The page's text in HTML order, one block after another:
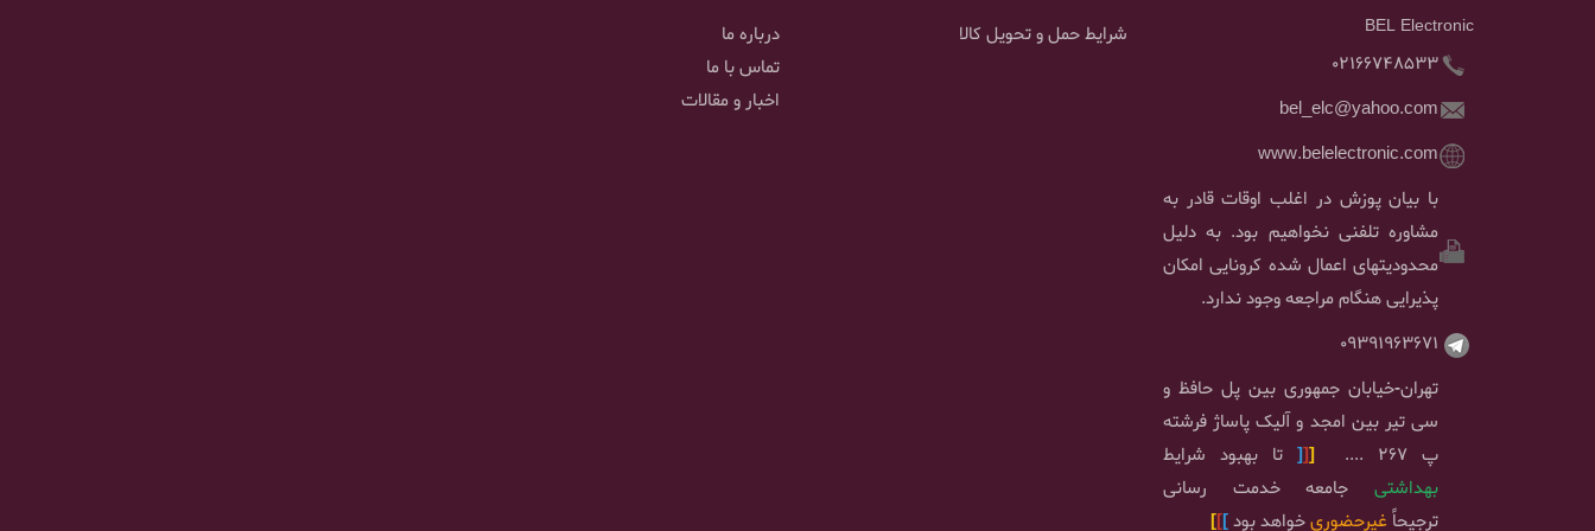
BEL Electronic
02166748533
bel_elc@yahoo.com
www.belelectronic.com
با بیان پوزش در اغلب اوقات قادر به
مشاوره تلفنی نخواهیم بود. به دلیل
محدودیتهای اعمال شده کرونایی امکان
پذیرایی هنگام مراجعه وجود ندارد.
09391963671
تهران-خیابان جمهوری بین پل حافظ و
سی تیر بین امجد و آلیک پاساژ فرشته
پ 267 ....
[
[
[تا بهبود شرایط
بهداشتی جامعه خدمت رسانی
ترجیحاً غیرحضوریخواهد بود]
]
]
شرایط حمل و تحویل کالا
درباره ما
تماس با ما
اخبار و مقالات